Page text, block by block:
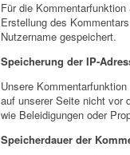
Für die
Erstellung des
Nutzername gespeichert.
Speicherung der IP-
Unsere
auf unserer Seite nicht vor
wie Beleidigungen oder
Speicherdauer der